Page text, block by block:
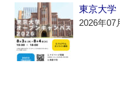
東京大
2026年07